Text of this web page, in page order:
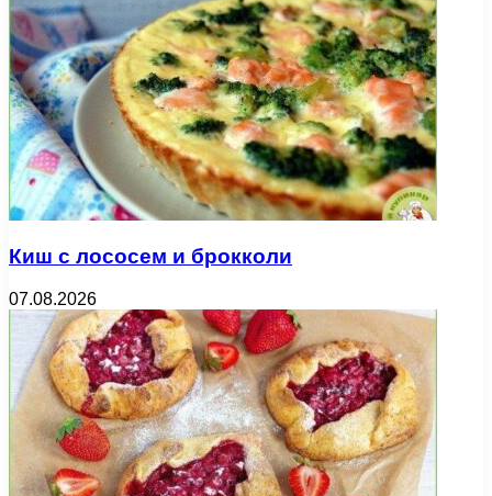
Киш с лососем и брокколи
07.08.2026